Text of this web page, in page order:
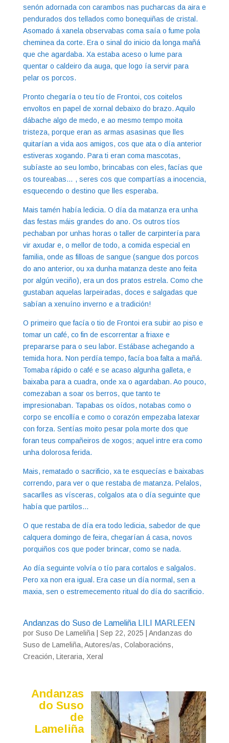
senón adornada con carambos nas pucharcas da aira e
pendurados dos tellados como bonequiñas de cristal.
Asomado á xanela observabas coma saía o fume pola
cheminea da corte. Era o sinal do inicio da longa mañá
que che agardaba. Xa estaba aceso o lume para
quentar o caldeiro da auga, que logo ía servir para
pelar os porcos.
Pronto chegaría o teu tío de Frontoi, cos coitelos
envoltos en papel de xornal debaixo do brazo. Aquilo
dábache algo de medo, e ao mesmo tempo moita
tristeza, porque eran as armas asasinas que lles
quitarían a vida aos amigos, cos que ata o día anterior
estiveras xogando. Para ti eran coma mascotas,
subíaste ao seu lombo, brincabas con eles, facías que
os toureabas… , seres cos que compartías a inocencia,
esquecendo o destino que lles esperaba.
Mais tamén había ledicia. O día da matanza era unha
das festas máis grandes do ano. Os outros tíos
pechaban por unhas horas o taller de carpintería para
vir axudar e, o mellor de todo, a comida especial en
familia, onde as filloas de sangue (sangue dos porcos
do ano anterior, ou xa dunha matanza deste ano feita
por algún veciño), era un dos pratos estrela. Como che
gustaban aquelas larpeiradas, doces e salgadas que
sabían a xenuíno inverno e a tradición!
O primeiro que facía o tio de Frontoi era subir ao piso e
tomar un café, co fin de escorrentar a friaxe e
prepararse para o seu labor. Estábase achegando a
temida hora. Non perdía tempo, facía boa falta a mañá.
Tomaba rápido o café e se acaso algunha galleta, e
baixaba para a cuadra, onde xa o agardaban. Ao pouco,
comezaban a soar os berros, que tanto te
impresionaban. Tapabas os oídos, notabas como o
corpo se encollía e como o corazón empezaba latexar
con forza. Sentías moito pesar pola morte dos que
foran teus compañeiros de xogos; aquel intre era como
unha dolorosa ferida.
Mais, rematado o sacrificio, xa te esquecías e baixabas
correndo, para ver o que restaba de matanza. Pelalos,
sacarlles as vísceras, colgalos ata o día seguinte que
había que partilos…
O que restaba de día era todo ledicia, sabedor de que
calquera domingo de feira, chegarían á casa, novos
porquiños cos que poder brincar, como se nada.
Ao día seguinte volvía o tío para cortalos e salgalos.
Pero xa non era igual. Era case un día normal, sen a
maxia, sen o estremecemento ritual do día do sacrificio.
Andanzas do Suso de Lameliña LILI MARLEEN
por Suso De Lameliña| Sep 22, 2025
Andanzas do
Suso de Lameliña, Autores/as, Colaboracións,
Creación, Literaria, Xeral
Andanzas
do Suso
de
Lameliña